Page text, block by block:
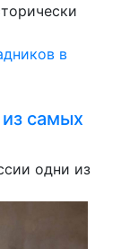
самых
одни из